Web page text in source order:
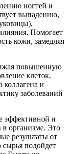
ногтей и
выпадению,
Помогает
кожи, замедляя
повышенную
клеток,
коллагена и
заболеваний
эффективной и
организме. Это
результаты от
сырья подойдет